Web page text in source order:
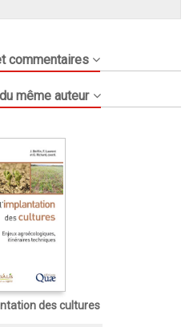
commentaires
même auteur
des cultures